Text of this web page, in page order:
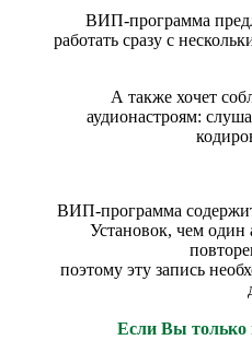
ВИП-программа
работать сразу с
А также хочет
аудионастроям:
ВИП-программа
Установок, чем один
поэтому эту запись
Если Вы только